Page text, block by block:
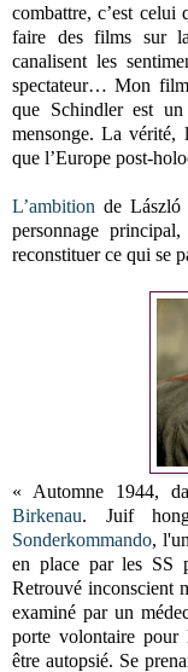
combattre, c’est celui
faire des films sur
canalisent les
spectateur… Mon
que Schindler est
mensonge. La vérité,
que l’Europe post-
L’ambition de László
personnage
reconstituer ce qui se
« Automne 1944,
Birkenau. Juif
Sonderkommando,
en place par les SS
Retrouvé inconscient
examiné par un
porte volontaire
être autopsié. Se